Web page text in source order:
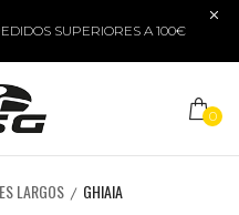
SUPERIORES A 100€
0
LARGOS GHIAIA